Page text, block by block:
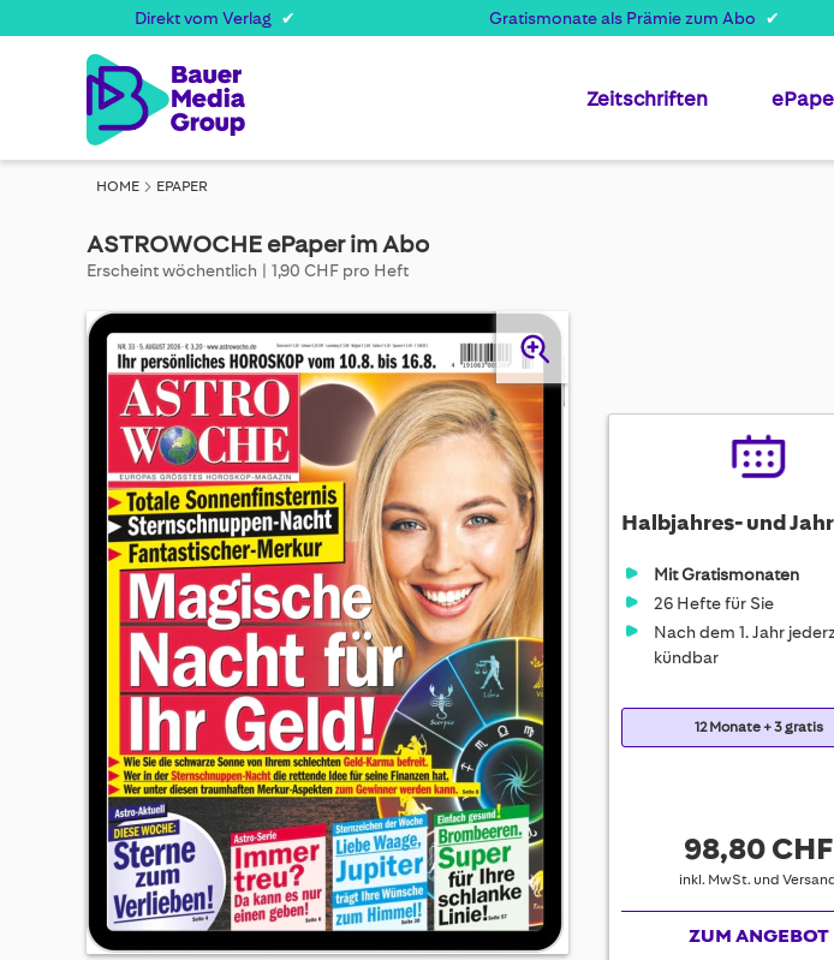
Direkt vom Verlag Gratismonate als Prämie zum Abo
Zeitschriften
HOME EPAPER
ASTROWOCHE ePaper im Abo
Erscheint wöchentlich 1,90 CHF pro Heft
Skip
the
images
gallery
Halbjahres- und
Mit Gratismonaten
26 Hefte für Sie
Nach dem 1. Jahr
kündbar
12 Monate + 3 gratis
98,80 CHF
inkl. MwSt. und
ZUM ANGEBOT